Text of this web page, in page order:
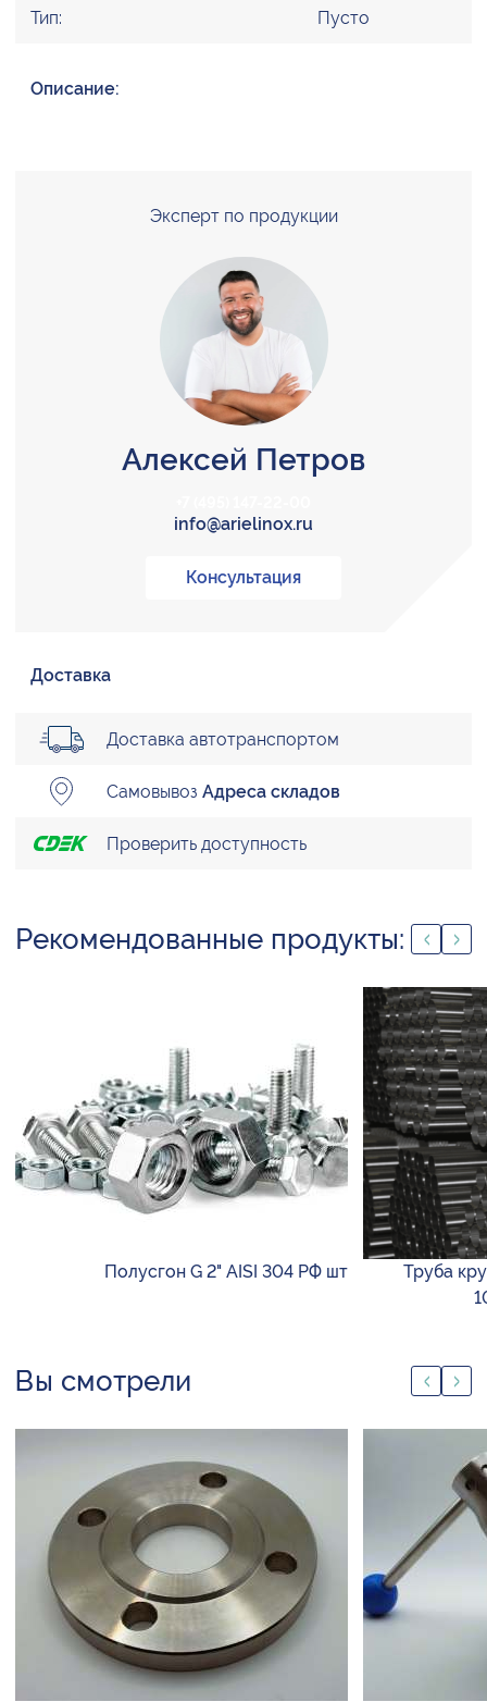
Тип: Пусто
Описание:
Эксперт по продукции
Алексей Петров
info@arielinox.ru
Консультация
Доставка
Доставка автотранспортом
Самовывоз Адреса складов
Проверить доступность
Рекомендованные продукты:
Полусгон G 2" AISI 304 РФ шт
Труба
Вы смотрели